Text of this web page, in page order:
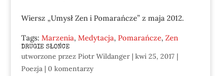
Wiersz „Umysł Zen i Pomarańcze” z maja 2012.
Tags: Marzenia, Medytacja, Pomarańcze, Zen
DRUGIE SŁOŃCE
utworzone przez Piotr Wildanger| kwi 25, 2017|
Poezja| 0 komentarzy